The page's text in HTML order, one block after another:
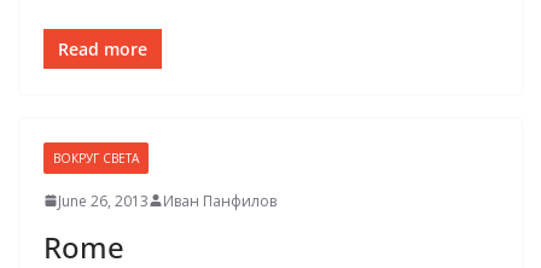
Read more
ВОКРУГ СВЕТА
June 26, 2013 Иван Панфилов
Rome